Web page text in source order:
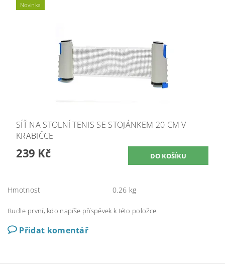
Novinka
SÍŤ NA STOLNÍ TENIS SE STOJÁNKEM 20 CM V
KRABIČCE
239 Kč
Hmotnost 0.26 kg
Buďte první, kdo napíše příspěvek k této položce.
Přidat komentář